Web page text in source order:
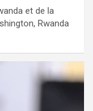
et de la
Rwanda